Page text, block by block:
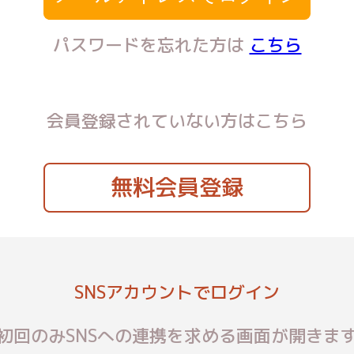
パスワードを忘れた方は こちら
会員登録されていない方はこちら
無料会員登録
SNSアカウントでログイン
回のみSNSへの連携を求める画面が開きま